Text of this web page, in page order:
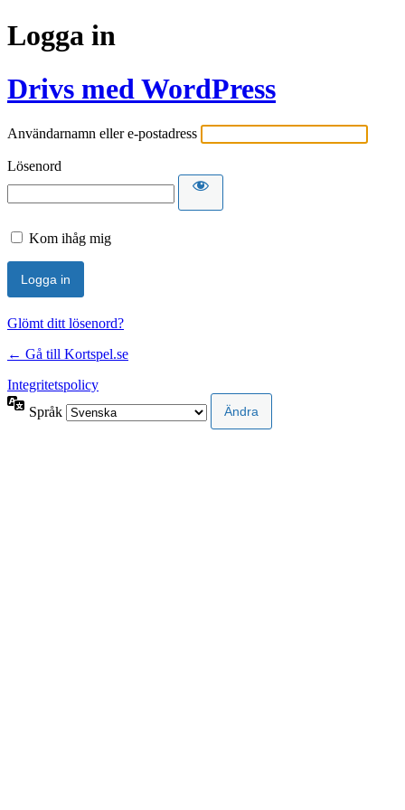
Logga in
Drivs med WordPress
Användarnamn eller e-postadress
Lösenord
Kom ihåg mig
Glömt ditt lösenord?
← Gå till Kortspel.se
Integritetspolicy
Språk